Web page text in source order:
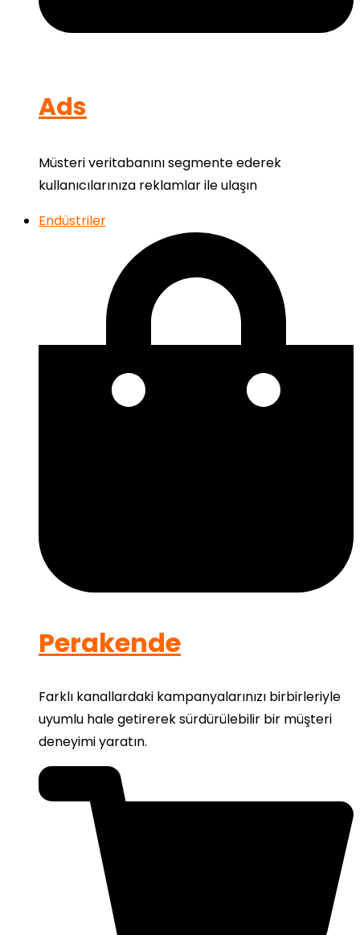
Ads
Müsteri veritabanını segmente ederek
kullanıcılarınıza reklamlar ile ulaşın
Endüstriler
Perakende
Farklı kanallardaki kampanyalarınızı birbirleriyle
uyumlu hale getirerek sürdürülebilir bir müşteri
deneyimi yaratın.